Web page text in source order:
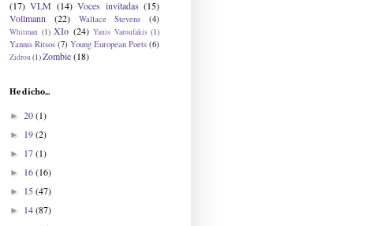
(17) VLM (14) Voces invitadas (15)
Vollmann
(22) Wallace Stevens (4)
Whitman (1) XIo (24) Yanis Varoufakis (1)
Yannis Ritsos (7) Young European Poets (6)
Zidrou(1)Zombie(18)
He dicho...
► 20(1)
► 19(2)
► 17(1)
► 16(16)
► 15(47)
► 14(87)